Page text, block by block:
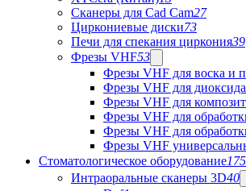
Сканеры для Cad Cam27
Циркониевые диски73
Печи для спекания циркония39
Фрезы VHF53
Фрезы VHF для воска и
Фрезы VHF для
Фрезы VHF для
Фрезы VHF для
Фрезы VHF для
Фрезы VHF
Стоматологическое оборудование
Интраоральные сканеры 3D40